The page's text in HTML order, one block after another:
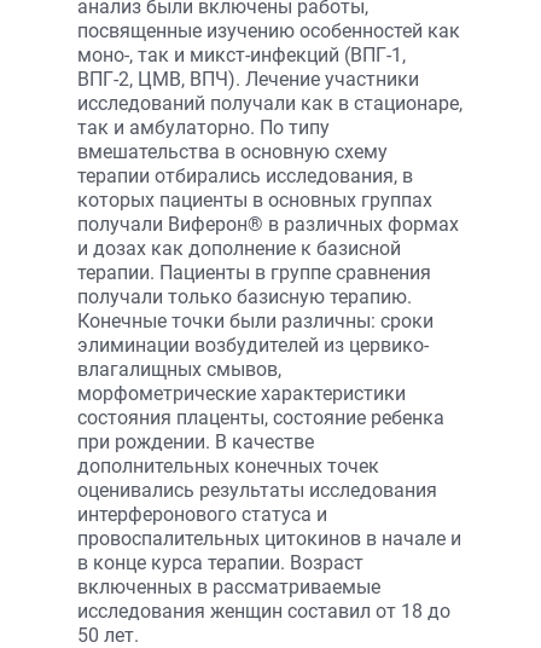
анализ были включены работы,
посвященные изучению особенностей как
моно-, так и микст-инфекций (ВПГ-1,
ВПГ-2, ЦМВ, ВПЧ). Лечение участники
исследований получали как в стационаре,
так и амбулаторно. По типу
вмешательства в основную схему
терапии отбирались исследования, в
которых пациенты в основных группах
получали Виферон® в различных формах
и дозах как дополнение к базисной
терапии. Пациенты в группе сравнения
получали только базисную терапию.
Конечные точки были различны: сроки
элиминации возбудителей из цервико-
влагалищных смывов,
морфометрические характеристики
состояния плаценты, состояние ребенка
при рождении. В качестве
дополнительных конечных точек
оценивались результаты исследования
интерферонового статуса и
провоспалительных цитокинов в начале и
в конце курса терапии. Возраст
включенных в рассматриваемые
исследования женщин составил от 18 до
50 лет.